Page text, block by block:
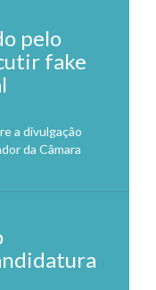
pelo
fake
a divulgação
da Câmara